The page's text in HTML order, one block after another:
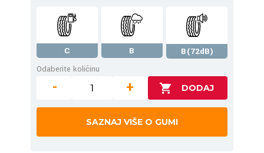
C B
B(72dB)
Odaberite količinu
- +
SAZNAJ VIŠE O GUMI